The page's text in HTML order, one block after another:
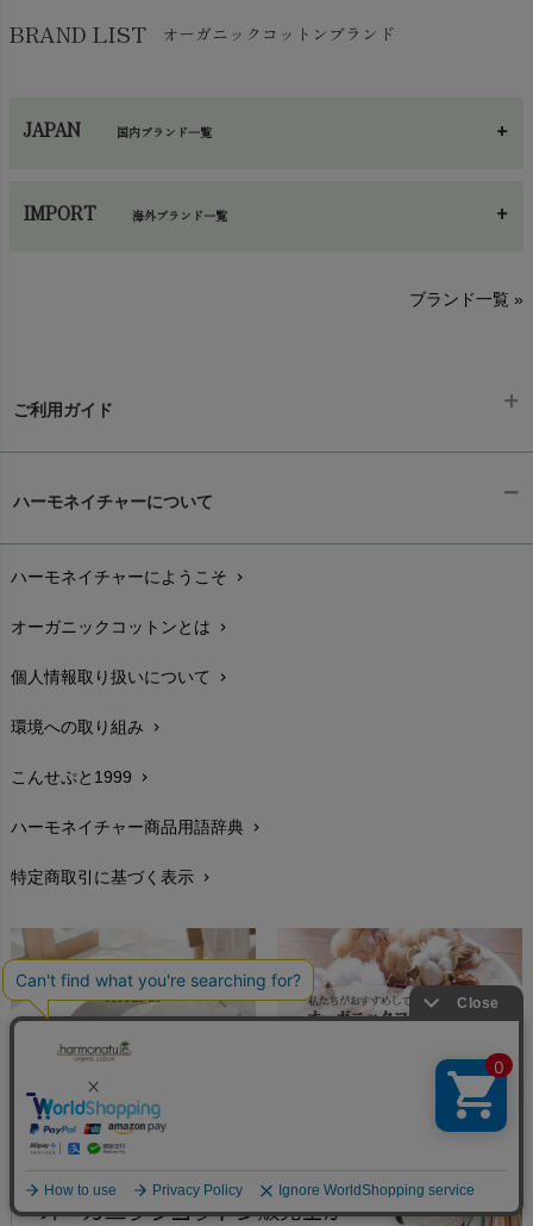
BRAND LIST オーガニックコットンブランド
JAPAN 国内ブランド一覧
生活アートクラブ
nanadecor（ナナデェコール）
ぬくぐるみ工房
Haruulala（ハルウララ）
Pantyliners Organics（パンティライナーズ）
plantia（プランティア）
PRISTINE（プリスティン）
IMPORT海外ブランド一覧
kidscase（キッズケース）
LITTLE INDIANS（リトルインディアンズ）
maggies（マギーズ）
MAINIO（マイニオ）
MAUD N LIL（モード・ン・リル）
maxomorra（マクソモーラ）
Molo（モロ）
My Little Cozmo（マイリトルコズモ）
NATURAPURA（ナチュラプラ）
Nukleus（ニュクレス）
ブランド一覧 »
ご利用ガイド
配送と送料chevron_right
在庫状況と発送予定chevron_right
サイズ・寸法chevron_right
生地・素材chevron_right
お手入れについて
レビューを書こうchevron_right
返品交換chevron_right
FAXでのご注文
お問い合わせchevron_right
ハーモネイチャーについて
ハーモネイチャーにようこそ chevron_right
オーガニックコットンとは chevron_right
個人情報取り扱いについて chevron_right
環境への取り組み chevron_right
こんせぷと1999 chevron_right
ハーモネイチャー商品用語辞典 chevron_right
特定商取引に基づく表示 chevron_right